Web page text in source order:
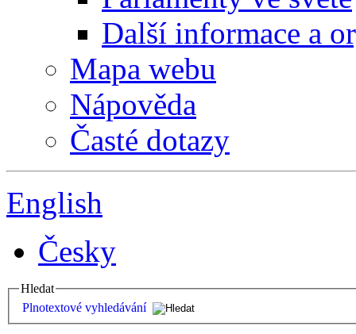
Další informace a
Mapa webu
Nápověda
Časté dotazy
English
Česky
Hledat
Plnotextové vyhledávání